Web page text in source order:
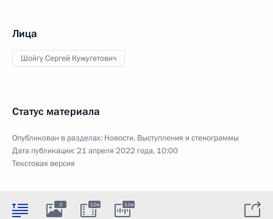
Лица
Шойгу Сергей Кужугетович
Статус материала
Опубликован в разделах: Новости, Выступления и стенограммы
Дата публикации:21 апреля 2022 года, 10:00
Текстовая версия
3 12м 12м